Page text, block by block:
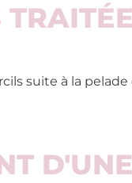
suite à la